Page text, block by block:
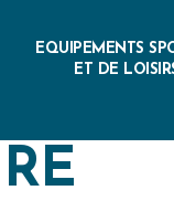
EQUIPEMENTS
ET DE